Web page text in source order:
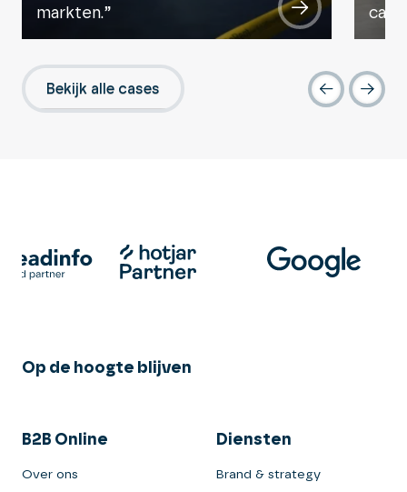
markten.”
Bekijk alle cases
B2B Online
Over ons
Diensten
Brand & strategy
Op de hoogte blijven